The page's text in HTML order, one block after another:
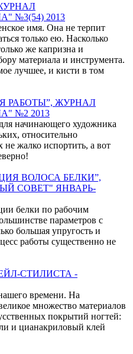
№3(54) 2013
имя. Она не терпит
только ею. Насколько
же капризна и
материала и инструмента.
лучшее, и кисти в том
РАБОТЫ”, ЖУРНАЛ
№2 2013
начинающего художника
относительно
жалко испортить, а вот
ВОЛОСА БЕЛКИ”,
СОВЕТ" ЯНВАРЬ-
белки по рабочим
параметров с
большая упругость и
работы существенно не
СТИЛИСТА -
времени. На
множество материалов
покрытий ногтей:
и цианакриловый клей